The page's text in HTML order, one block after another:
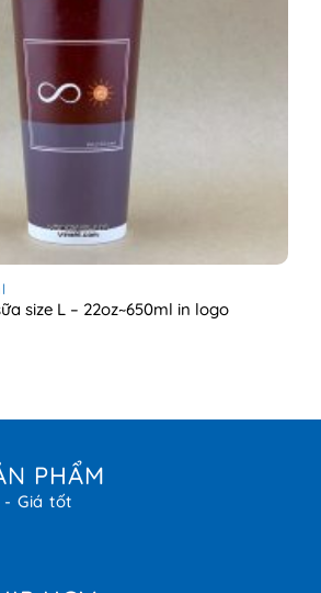
size L – 22oz~650ml in logo
PHẨM
Giá tốt